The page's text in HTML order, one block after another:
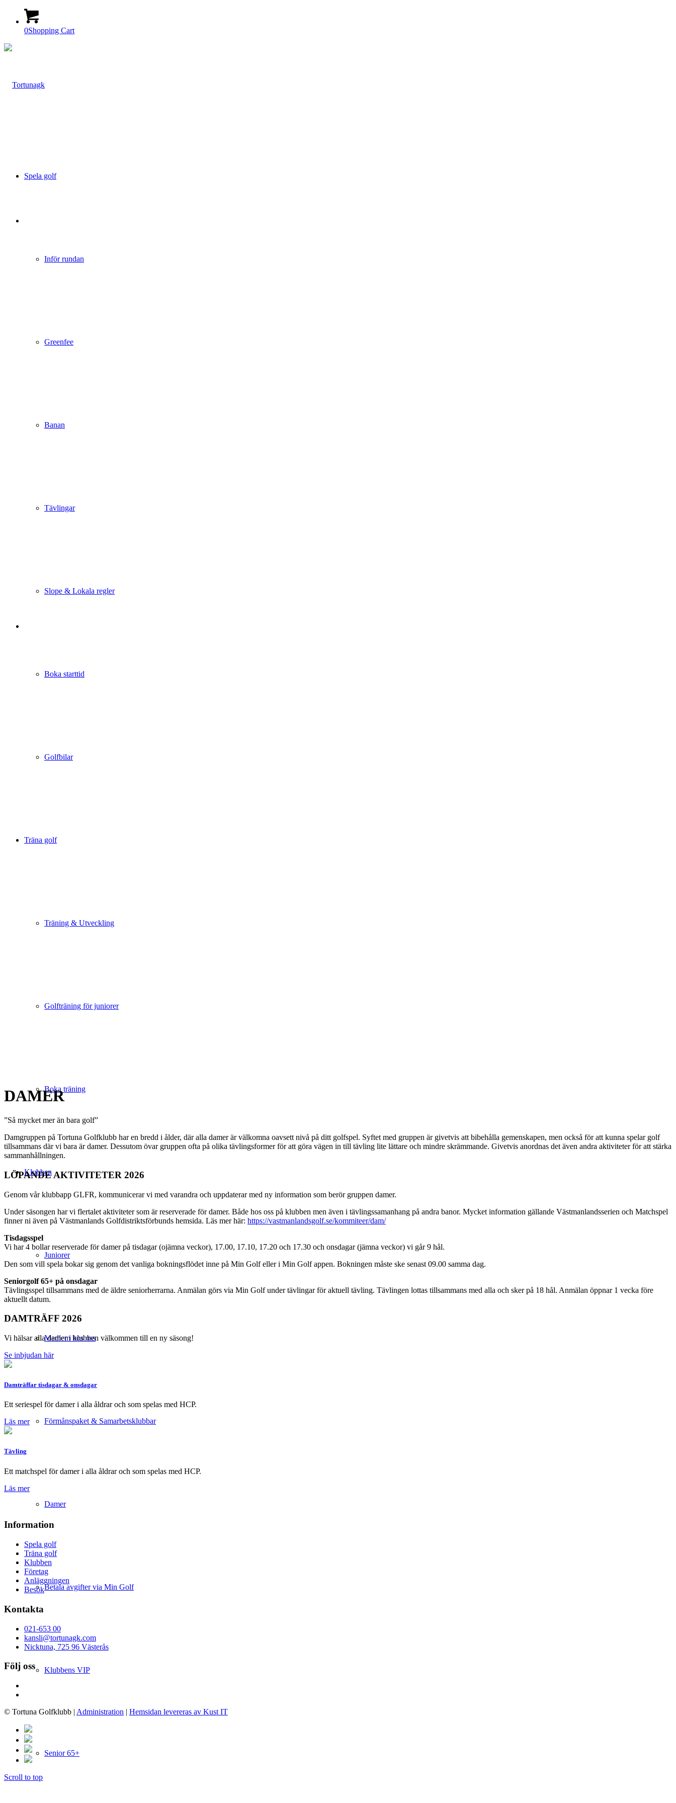
0Shopping Cart
Spela golf
Inför rundan
Greenfee
Banan
Tävlingar
Slope & Lokala regler
Boka starttid
Golfbilar
Träna golf
Träning & Utveckling
Golfträning för juniorer
Boka träning
Klubben
Juniorer
Medlem hos oss
Förmånspaket & Samarbetsklubbar
Damer
Betala avgifter via Min Golf
Klubbens VIP
Senior 65+
DAMER
”Så mycket mer än bara golf”
Damgruppen på Tortuna Golfklubb har en bredd i ålder, där alla damer är välkomna oavsett nivå på ditt golfspel. Syftet med gruppen är givetvis att bibehålla gemenskapen, men också för att kunna spelar golf
tillsammans där vi bara är damer. Dessutom övar gruppen ofta på olika tävlingsformer för att göra vägen in till tävling lite lättare och mindre skrämmande. Givetvis anordnas det även andra aktiviteter för att stärka
sammanhållningen.
LÖPANDE AKTIVITETER 2026
Genom vår klubbapp GLFR, kommunicerar vi med varandra och uppdaterar med ny information som berör gruppen damer.
Under säsongen har vi flertalet aktiviteter som är reserverade för damer. Både hos oss på klubben men även i tävlingssamanhang på andra banor. Mycket information gällande Västmanlandsserien och Matchspel
finner ni även på Västmanlands Golfdistriktsförbunds hemsida. Läs mer här: https://vastmanlandsgolf.se/kommiteer/dam/
Tisdagsspel
Vi har 4 bollar reserverade för damer på tisdagar (ojämna veckor), 17.00, 17.10, 17.20 och 17.30 och onsdagar (jämna veckor) vi går 9 hål.
Den som vill spela bokar sig genom det vanliga bokningsflödet inne på Min Golf eller i Min Golf appen. Bokningen måste ske senast 09.00 samma dag.
Seniorgolf 65+ på onsdagar
Tävlingsspel tillsammans med de äldre seniorherrarna. Anmälan görs via Min Golf under tävlingar för aktuell tävling. Tävlingen lottas tillsammans med alla och sker på 18 hål. Anmälan öppnar 1 vecka före
aktuellt datum.
DAMTRÄFF 2026
Vi hälsar alla damer i klubben välkommen till en ny säsong!
Se inbjudan här
Damträffar tisdagar & onsdagar
Ett seriespel för damer i alla åldrar och som spelas med HCP.
Läs mer
Tävling
Ett matchspel för damer i alla åldrar och som spelas med HCP.
Läs mer
Information
Spela golf
Träna golf
Klubben
Företag
Anläggningen
Besök
Kontakta
021-653 00
kansli@tortunagk.com
Nicktuna, 725 96 Västerås
Följ oss
© Tortuna Golfklubb | Administration | Hemsidan levereras av Kust IT
Scroll to top